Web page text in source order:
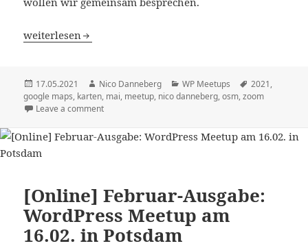
[Online] Mai-Ausgabe: WordPress Meetup am 17.05. in
weiterlesen
Veröffentlicht
am
17.05.2021 Autor
Nico Danneberg Kategorien
WP Meetups Schlagwörter
2021,
google maps, karten, mai, meetup, nico danneberg,osm,zoom
Leave a comment
[Online] Februar-Ausgabe:
WordPress Meetup am
16.02. in Potsdam